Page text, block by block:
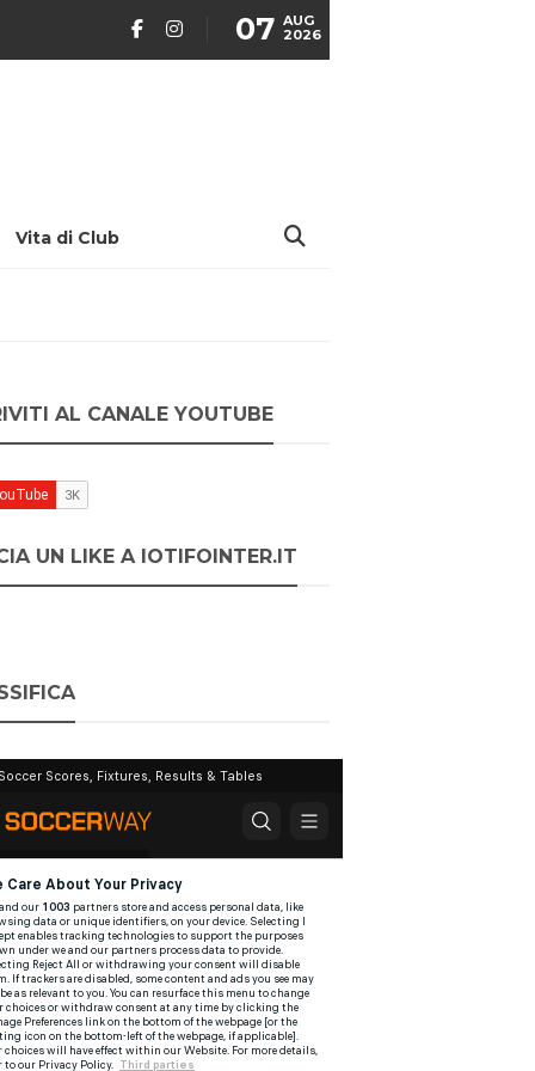
07 AUG
2026
Vita di Club
AL CANALE YOUTUBE
UN LIKE A IOTIFOINTER.IT